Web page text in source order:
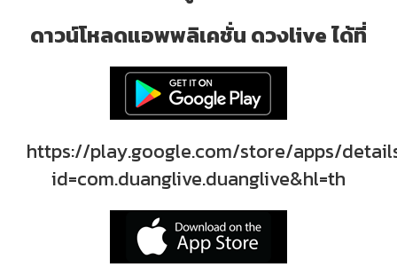
ดาวน์โหลดแอพพลิเคชั่น ดวงlive ได้ที่
https://play.google.com/store/apps/
id=com.duanglive.duanglive&hl=th